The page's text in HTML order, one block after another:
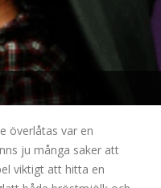
överlåtas var en
ju många saker att
viktigt att hitta en